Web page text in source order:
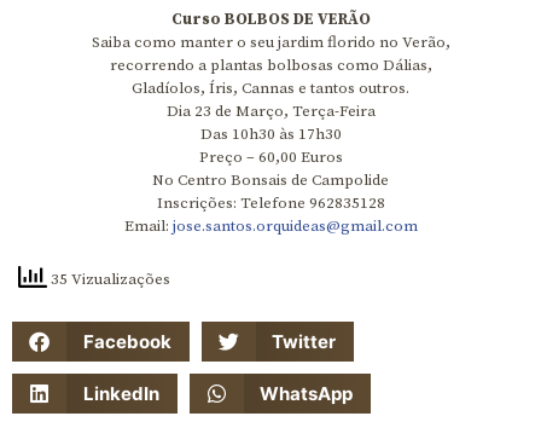
Curso BOLBOS DE VERÃO
Saiba como manter o seu jardim florido no Verão,
recorrendo a plantas bolbosas como Dálias,
Gladíolos, Íris, Cannas e tantos outros.
Dia 23 de Março, Terça-Feira
Das 10h30 às 17h30
Preço – 60,00 Euros
No Centro Bonsais de Campolide
Inscrições: Telefone 962835128
Email: jose.santos.orquideas@gmail.com
35 Vizualizações
Facebook Twitter
LinkedIn WhatsApp